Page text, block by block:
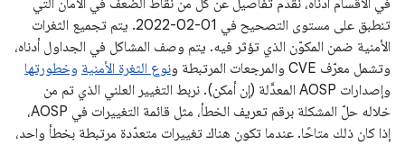
في الأقسام أدناه، نقدّم تفاصيل عن كل من نقاط الضعف في الأمان التي
تنطبق على مستوى التصحيح في 01‏-02‏-2022. يتم تجميع الثغرات
الأمنية ضمن المكوّن الذي تؤثر فيه. يتم وصف المشاكل في الجداول أدناه،
وتشمل معرّف CVE والمرجعات المرتبطة و
نوع الثغرة الأمنية وخطورتها
وإصدارات AOSP المعدَّلة (إن أمكن). نربط التغيير العلني الذي تم من
خلاله حلّ المشكلة برقم تعريف الخطأ، مثل قائمة التغييرات في AOSP،
إذا كان ذلك متاحًا. عندما تكون هناك تغييرات متعدّدة مرتبطة بخطأ واحد،